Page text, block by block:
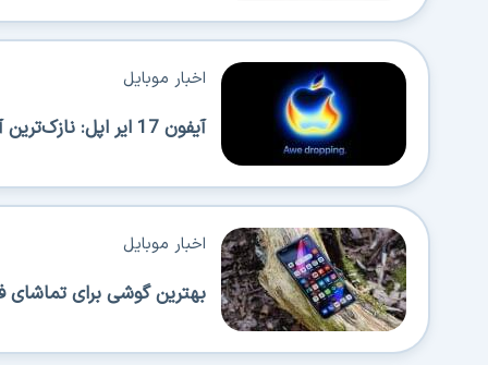
آیفون 17 ایر اپل: نازک‌ترین آیفون با قابلیت حمل بالا اما محدودیت‌هایی هم دارد
اخبار موبایل
بهترین گوشی برای تماشای
اخبار موبایل